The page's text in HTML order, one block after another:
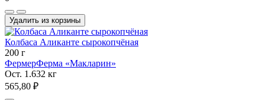
Удалить из корзины
Колбаса Аликанте сырокопчёная
200 г
ФермерФерма «Макларин»
Ост. 1.632 кг
565,80 ₽